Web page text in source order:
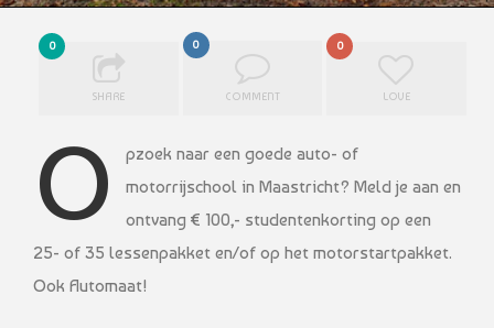
0
SHARE
0
COMMENT
0
LOVE
O
pzoek naar een goede auto- of
motorrijschool in Maastricht? Meld je aan en
ontvang € 100,- studentenkorting op een
25- of 35 lessenpakket en/of op het motorstartpakket.
Ook Automaat!